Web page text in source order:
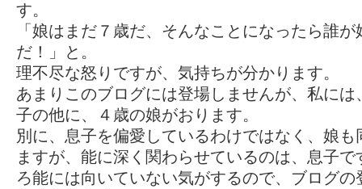
す。
「娘はまだ７歳だ、そんなことになったら誰
だ！」と。
理不尽な怒りですが、気持ちが分かります。
あまりこのブログには登場しませんが、私に
子の他に、４歳の娘がおります。
別に、息子を偏愛しているわけではなく、娘
ますが、能に深く関わらせているのは、息子
ろ能には向いていない気がするので、ブログ